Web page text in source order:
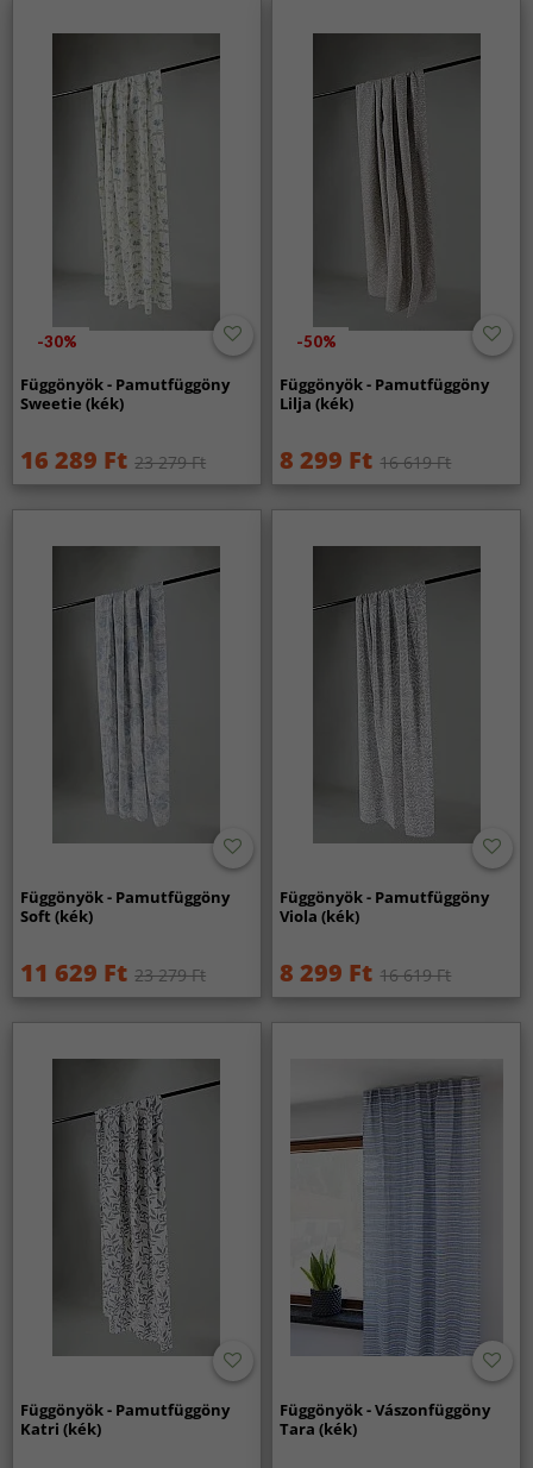
-30%
Függönyök - Pamutfüggöny
Sweetie (kék)
16 289 Ft 23 279 Ft
-50%
Függönyök - Pamutfüggöny
Lilja (kék)
8 299 Ft 16 619 Ft
Függönyök - Pamutfüggöny
Soft (kék)
11 629 Ft 23 279 Ft
Függönyök - Pamutfüggöny
Viola (kék)
8 299 Ft 16 619 Ft
Függönyök - Pamutfüggöny
Katri (kék)
Függönyök - Vászonfüggöny
Tara (kék)